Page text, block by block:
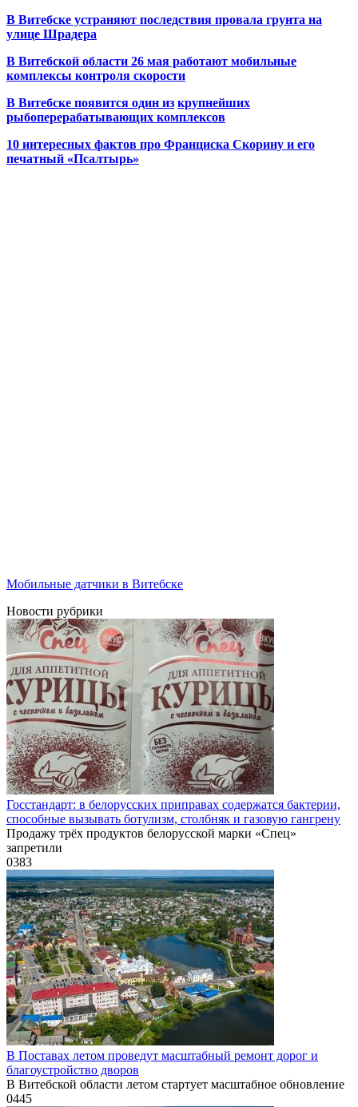
В Витебске устраняют последствия провала грунта на
улице Шрадера
В Витебской области 26 мая работают мобильные
комплексы контроля скорости
В Витебске появится один из крупнейших
рыбоперерабатывающих комплексов
10 интересных фактов про Франциска Скорину и его
печатный «Псалтырь»
Мобильные датчики в Витебске
Новости рубрики
Госстандарт: в белорусских приправах содержатся бактерии,
способные вызывать ботулизм, столбняк и газовую гангрену
Продажу трёх продуктов белорусской марки «Спец»
запретили
0383
В Поставах летом проведут масштабный ремонт дорог и
благоустройство дворов
В Витебской области летом стартует масштабное обновление
0445